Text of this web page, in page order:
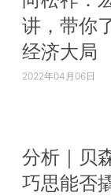
讲，带你
经济大局
2022年04月06日
分析｜贝
巧思能否